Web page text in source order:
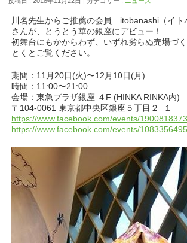
川名先生からご推薦の会員 itobanashi（イト
さんが、とうとう華の銀座にデビュー！
初舞台にもかからわず、いずれ劣らぬ売場づく
とくとご覧ください。
期間：11月20日(火)〜12月10日(月)
時間：11:00〜21:00
会場：東急プラザ銀座 ４F (HINKA RINKA内)
〒104-0061 東京都中央区銀座５丁目２−１
https://www.facebook.com/events/
https://www.facebook.com/events/